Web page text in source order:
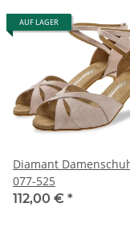
AUF LAGER
Diamant
077-525
112,00 € *